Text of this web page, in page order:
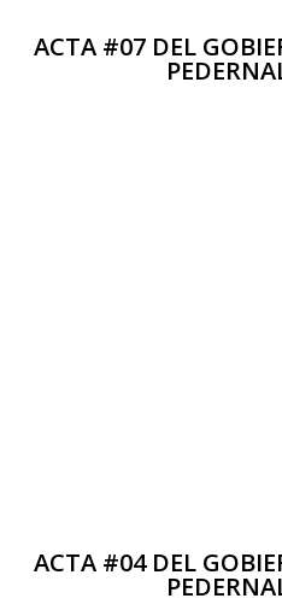
ACTA #07 DEL
ACTA #04 DEL